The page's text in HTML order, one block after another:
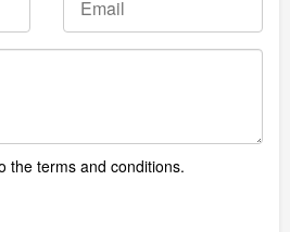
the terms and conditions.